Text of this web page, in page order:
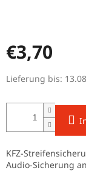
€3,70
Verkaufspreis:
Lieferung bis:
KFZ-
Audio-Sicherung